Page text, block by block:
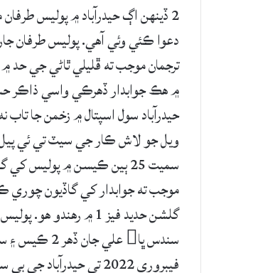
دعوا ڪئي وئي آهي. پوليس طرفان
ترجمان موجب ته ڦليلي ٿاڻي جي حد
حيدرآباد سول اسپتال ۾ زخمن جا
سميت 25 ٻين ڪيسن ۾
موجب ته جوابدار کي گاڏيون
فيبروري 2022 تي